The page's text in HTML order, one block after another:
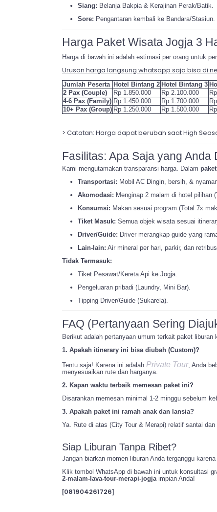
Siang: Belanja Bakpia & Kerajinan Perak/Batik.
Sore: Pengantaran kembali ke Bandara/Stasiun.
Harga Paket Wisata Jogja 3
Harga di bawah ini adalah estimasi per orang untuk
Urusan harga langsung whatsapp saja bisa di
Jumlah Peserta Hotel Bintang 2 Hotel Bintang 3
2 Pax (Couple)
Rp 1.850.000 Rp 2.100.000
4-6 Pax (Family) Rp 1.450.000 Rp 1.700.000
10+ Pax (Group) Rp 1.250.000 Rp 1.500.000
> Catatan: Harga dapat berubah saat High
Fasilitas: Apa Saja yang Anda
Kami mengutamakan transparansi harga. Dalam
Transportasi: Mobil AC Dingin, bersih, &
Akomodasi: Menginap 2 malam di hotel pilihan
Konsumsi: Makan sesuai program (Total 7x
Tiket Masuk: Semua objek wisata sesuai
Driver/Guide: Driver merangkap guide yang
Lain-lain: Air mineral per hari, parkir, dan
Tidak Termasuk:
Tiket Pesawat/Kereta Api ke Jogja.
Pengeluaran pribadi (Laundry, Mini Bar).
Tipping Driver/Guide (Sukarela).
FAQ (Pertanyaan Sering
Berikut adalah pertanyaan umum terkait paket liburan
1. Apakah itinerary ini bisa diubah (Custom)?
Tentu saja! Karena ini adalah Private Tour, Anda
menyesuaikan rute dan harganya.
2. Kapan waktu terbaik memesan paket ini?
Disarankan memesan minimal 1-2 minggu sebelum
3. Apakah paket ini ramah anak dan lansia?
Ya. Rute di atas (City Tour & Merapi) relatif santai
Siap Liburan Tanpa Ribet?
Jangan biarkan momen liburan Anda terganggu
Klik tombol WhatsApp di bawah ini untuk konsultasi
2-malam-lava-tour-merapi-jogjaimpian Anda!
[081904261726]